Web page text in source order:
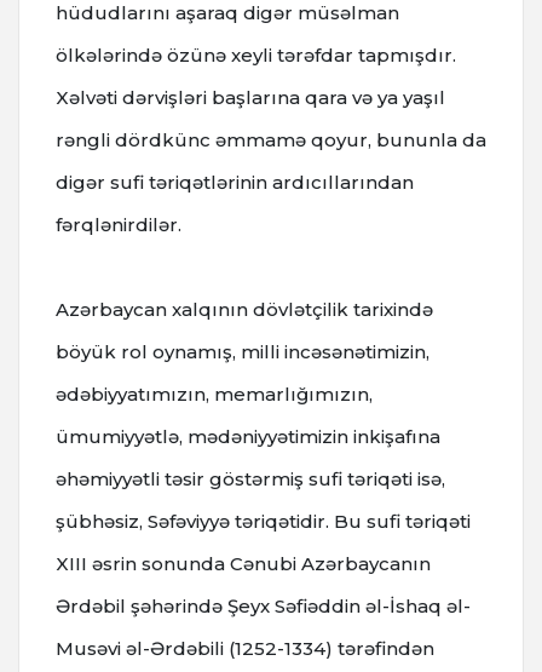
hüdudlarını aşaraq digər müsəlman
ölkələrində özünə xeyli tərəfdar tapmışdır.
Xəlvəti dərvişləri başlarına qara və ya yaşıl
rəngli dördkünc əmmamə qoyur, bununla da
digər sufi təriqətlərinin ardıcıllarından
fərqlənirdilər.
Azərbaycan xalqının dövlətçilik tarixində
böyük rol oynamış, milli incəsənətimizin,
ədəbiyyatımızın, memarlığımızın,
ümumiyyətlə, mədəniyyətimizin inkişafına
əhəmiyyətli təsir göstərmiş sufi təriqəti isə,
şübhəsiz, Səfəviyyə təriqətidir. Bu sufi təriqəti
XIII əsrin sonunda Сənubi Azərbaycanın
Ərdəbil şəhərində Şeyx Səfiəddin əl-İshaq əl-
Musəvi əl-Ərdəbili (1252-1334) tərəfindən